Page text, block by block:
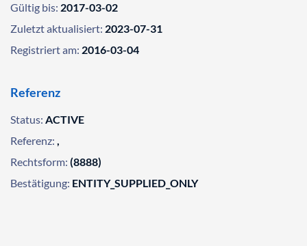
Gültig bis: 2017-03-02
Zuletzt aktualisiert: 2023-07-31
Registriert am: 2016-03-04
Referenz
Status: ACTIVE
Referenz: ,
Rechtsform: (8888)
Bestätigung: ENTITY_SUPPLIED_ONLY